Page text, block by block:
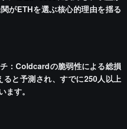
がETHを選ぶ核心的理由を揺る
：Coldcardの脆弱性による総損
ると予測され、すでに250人以上
ます。